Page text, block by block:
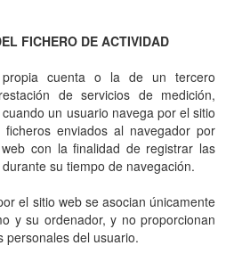
FICHERO DE ACTIVIDAD
cuenta o la de un tercero
de servicios de medición,
un usuario navega por el sitio
enviados al navegador por
con la finalidad de registrar las
su tiempo de navegación.
el sitio web se asocian únicamente
y su ordenador, y no proporcionan
personales del usuario.